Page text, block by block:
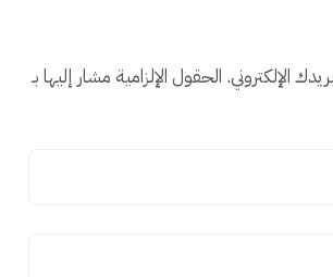
الإلكتروني. الحقول الإلزامية مشار إليها بـ